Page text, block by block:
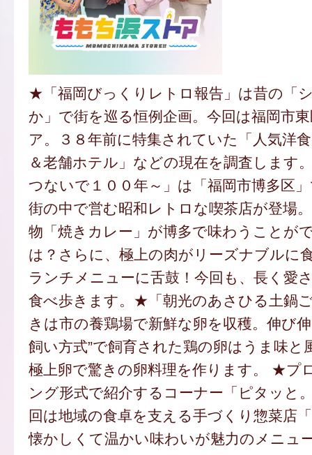
★「福岡びっくりレトロ報告」は昔の「
か」で街を巡る恒例企画。今回は福岡市
ア。３８年前に特集されていた「人気洋
＆老舗ホテル」などの現在を調査します
つないで１００年～」は「福岡市博多区
街の中で営む昭和レトロな喫茶店が登場
物「焼きカレー」が博多で味わうことが
は？さらに、極上の肉がリーズナブルに
ランチメニューに舌鼓！今回も、長く愛
食べ歩きます。★「朝光のあさひる土鍋
きは市の養鶏場で新鮮な卵を収穫。伸び
飼い方式”で飼育された鶏の卵はうま味と
極上卵で驚きの卵料理を作ります。 ★プ
ング形式で紹介するコーナー「ピタッと
回は地域の食卓を支える手づくり惣菜店
懐かしくて温かい味わいが魅力のメニュ